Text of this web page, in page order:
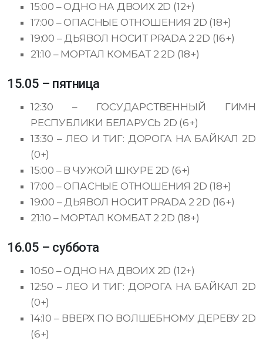
15:00 – ОДНО НА ДВОИХ 2D (12+)
17:00 – ОПАСНЫЕ ОТНОШЕНИЯ 2D (18+)
19:00 – ДЬЯВОЛ НОСИТ PRADA 2 2D (16+)
21:10 – МОРТАЛ КОМБАТ 2 2D (18+)
15.05 – пятница
12:30 – ГОСУДАРСТВЕННЫЙ ГИМН
РЕСПУБЛИКИ БЕЛАРУСЬ 2D (6+)
13:30 – ЛЕО И ТИГ: ДОРОГА НА БАЙКАЛ 2D
(0+)
15:00 – В ЧУЖОЙ ШКУРЕ 2D (6+)
17:00 – ОПАСНЫЕ ОТНОШЕНИЯ 2D (18+)
19:00 – ДЬЯВОЛ НОСИТ PRADA 2 2D (16+)
21:10 – МОРТАЛ КОМБАТ 2 2D (18+)
16.05 – суббота
10:50 – ОДНО НА ДВОИХ 2D (12+)
12:50 – ЛЕО И ТИГ: ДОРОГА НА БАЙКАЛ 2D
(0+)
14:10 – ВВЕРХ ПО ВОЛШЕБНОМУ ДЕРЕВУ 2D
(6+)